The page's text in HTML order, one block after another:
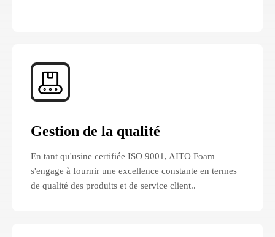
Gestion de la qualité
En tant qu'usine certifiée ISO 9001, AITO Foam
s'engage à fournir une excellence constante en termes
de qualité des produits et de service client..